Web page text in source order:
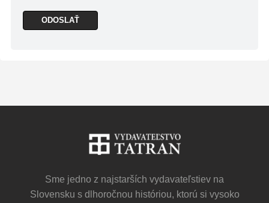
Sme jedno z najstarších vydavateľstiev na
Slovensku s dlhoročnou históriou, ktorú si vysoko